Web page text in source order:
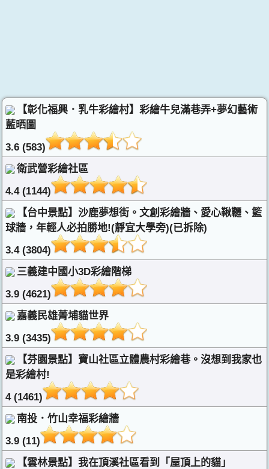
【彰化福興．乳牛彩繪村】彩繪牛兒滿巷弄+夢幻藝術
藍晒圖
3.6 (583)
衛武營彩繪社區
4.4 (1144)
【台中景點】沙鹿夢想街。文創彩繪牆、愛心鞦韆、籃
球牆，年輕人必拍勝地!(靜宜大學旁)(已拆除)
3.4 (3804)
三義建中國小3D彩繪階梯
3.9 (4621)
嘉義民雄菁埔貓世界
3.9 (3435)
【芬園景點】寶山社區立體農村彩繪巷。沒想到我家也
是彩繪村!
4 (1461)
南投．竹山幸福彩繪牆
3.9 (11)
【雲林景點】我在頂溪社區看到「屋頂上的貓」